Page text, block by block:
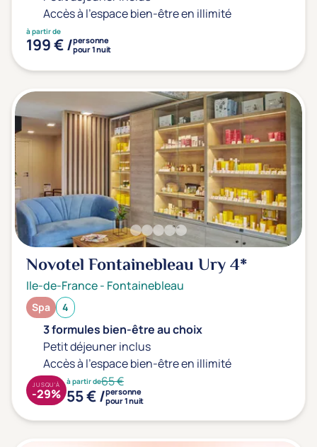
Accès à l'espace bien-être en illimité
à partir de
199 € /personne
pour 1 nuit
Novotel Fontainebleau Ury4*
Ile-de-France- Fontainebleau
Spa 4
3 formules bien-être au choix
Petit déjeuner inclus
Accès à l'espace bien-être en illimité
à partir de65 €
55 € /personne
pour 1 nuit
JUSQU'À
-29%